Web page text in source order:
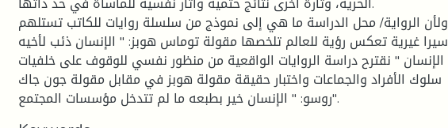
ولأن الرواية/ محل الدراسة ما هي إلى نموذج من سلسلة روايات للكاتب تستلهم
سيرا غيرية تعكس رؤية للعالم تلخصها مقولة توماس هوبز: " الإنسان ذئب لأخيه
الإنسان " نقترح دراسة الروايات الواقعية من منظور نفسي للوقوف على خلفيات
سلوك الأفراد والجماعات واختبار حقيقة مقولة هوبز في مقابل مقولة جون جاك
روسو: " الإنسان خير بطبعه ما لم تتدخل مؤسسات المجتمع".